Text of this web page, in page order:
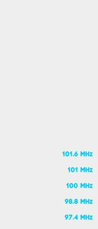
101.6 MHz
101 MHz
100 MHz
98.8 MHz
97.4 MHz